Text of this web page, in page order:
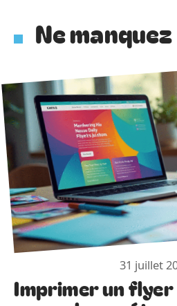
Ne
31 juillet
Imprimer un flyer